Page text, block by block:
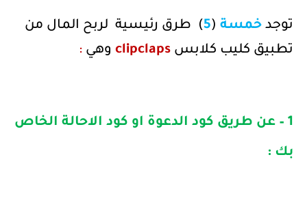
توجد خمسة (
5
) طرق رئيسية لربح المال من
تطبيق كليب كلابس clipclaps وهي :
1 – عن طريق كود الدعوة او كود الاحالة الخاص
بك :